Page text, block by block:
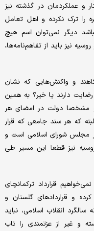
و عملکردمان در گذشته نیز
را ترک نکرده و اهل تعامل
دیگر نمی‌توان اسم هیچ
نیز باید از تفاهم‌نامه‌ها،
و واکنش‌هایی که نشان
دارند یا خیر؟ به همین
و مشخصا دولت در امضای هر
که هر سند جامعی که قرار
مجلس شورای اسلامی است و
نیز قطعا این مسیر طی
قرارداد ترکمانچای
و قراردادهای گلستان و
سالگرد انقلاب اسلامی، نباید
و غیر از عزتمندی را تاب